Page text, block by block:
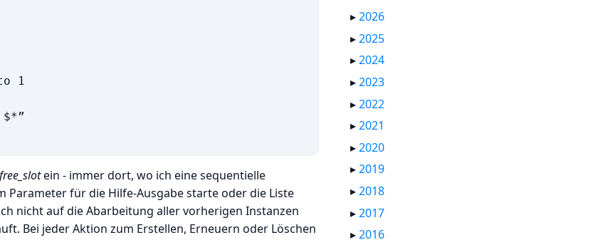
1
ein - immer dort, wo ich eine sequentielle
Parameter für die Hilfe-Ausgabe starte oder die Liste
nicht auf die Abarbeitung aller vorherigen Instanzen
Bei jeder Aktion zum Erstellen, Erneuern oder Löschen
▸2026
▸2025
▸2024
▸2023
▸2022
▸2021
▸2020
▸2019
▸2018
▸2017
▸2016